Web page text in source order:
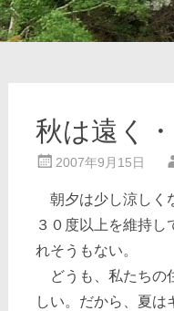
秋は遠く・
2007年9月15日
朝夕は少し涼しく
３０度以上を維持し
れそうもない。
どうも、私たちの
しい。だから、夏は